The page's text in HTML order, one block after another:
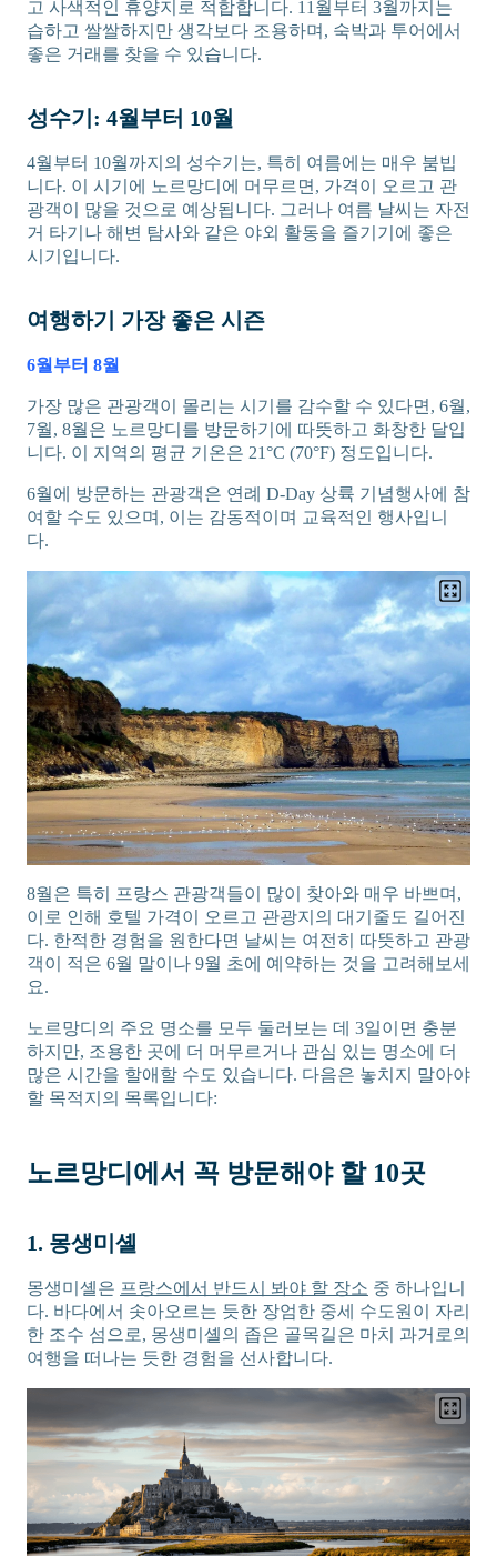
고 사색적인 휴양지로 적합합니다. 11월부터 3월까지는
습하고 쌀쌀하지만 생각보다 조용하며, 숙박과 투어에서
좋은 거래를 찾을 수 있습니다.
성수기: 4월부터 10월
4월부터 10월까지의 성수기는, 특히 여름에는 매우 붐빕
니다. 이 시기에 노르망디에 머무르면, 가격이 오르고 관
광객이 많을 것으로 예상됩니다. 그러나 여름 날씨는 자전
거 타기나 해변 탐사와 같은 야외 활동을 즐기기에 좋은
시기입니다.
여행하기 가장 좋은 시즌
6월부터 8월
가장 많은 관광객이 몰리는 시기를 감수할 수 있다면, 6월,
7월, 8월은 노르망디를 방문하기에 따뜻하고 화창한 달입
니다. 이 지역의 평균 기온은 21°C (70°F) 정도입니다.
6월에 방문하는 관광객은 연례 D-Day 상륙 기념행사에 참
여할 수도 있으며, 이는 감동적이며 교육적인 행사입니
다.
8월은 특히 프랑스 관광객들이 많이 찾아와 매우 바쁘며,
이로 인해 호텔 가격이 오르고 관광지의 대기줄도 길어진
다. 한적한 경험을 원한다면 날씨는 여전히 따뜻하고 관광
객이 적은 6월 말이나 9월 초에 예약하는 것을 고려해보세
요.
노르망디의 주요 명소를 모두 둘러보는 데 3일이면 충분
하지만, 조용한 곳에 더 머무르거나 관심 있는 명소에 더
많은 시간을 할애할 수도 있습니다. 다음은 놓치지 말아야
할 목적지의 목록입니다:
노르망디에서 꼭 방문해야 할 10곳
1. 몽생미셸
몽생미셸은 프랑스에서 반드시 봐야 할 장소 중 하나입니
다. 바다에서 솟아오르는 듯한 장엄한 중세 수도원이 자리
한 조수 섬으로, 몽생미셸의 좁은 골목길은 마치 과거로의
여행을 떠나는 듯한 경험을 선사합니다.